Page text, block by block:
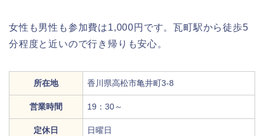
女性も男性も参加費は1,000円です。瓦町駅から徒歩5
分程度と近いので行き帰りも安心。
所在地 香川県高松市亀井町3‐8
営業時間 19：30～
定休日 日曜日